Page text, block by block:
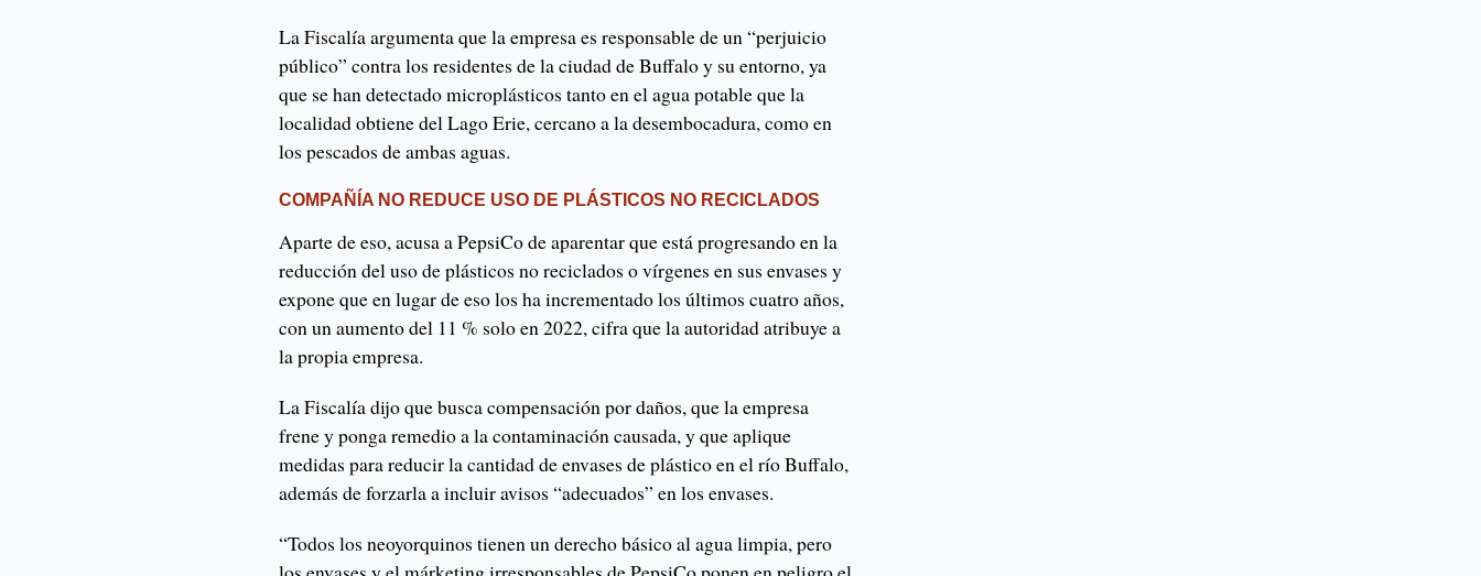
La Fiscalía argumenta que la empresa es responsable de un “perjuicio
público” contra los residentes de la ciudad de Buffalo y su entorno, ya
que se han detectado microplásticos tanto en el agua potable que la
localidad obtiene del Lago Erie, cercano a la desembocadura, como en
los pescados de ambas aguas.
COMPAÑÍA NO REDUCE USO DE PLÁSTICOS NO RECICLADOS
Aparte de eso, acusa a PepsiCo de aparentar que está progresando en la
reducción del uso de plásticos no reciclados o vírgenes en sus envases y
expone que en lugar de eso los ha incrementado los últimos cuatro años,
con un aumento del 11 % solo en 2022, cifra que la autoridad atribuye a
la propia empresa.
La Fiscalía dijo que busca compensación por daños, que la empresa
frene y ponga remedio a la contaminación causada, y que aplique
medidas para reducir la cantidad de envases de plástico en el río Buffalo,
además de forzarla a incluir avisos “adecuados” en los envases.
“Todos los neoyorquinos tienen un derecho básico al agua limpia, pero